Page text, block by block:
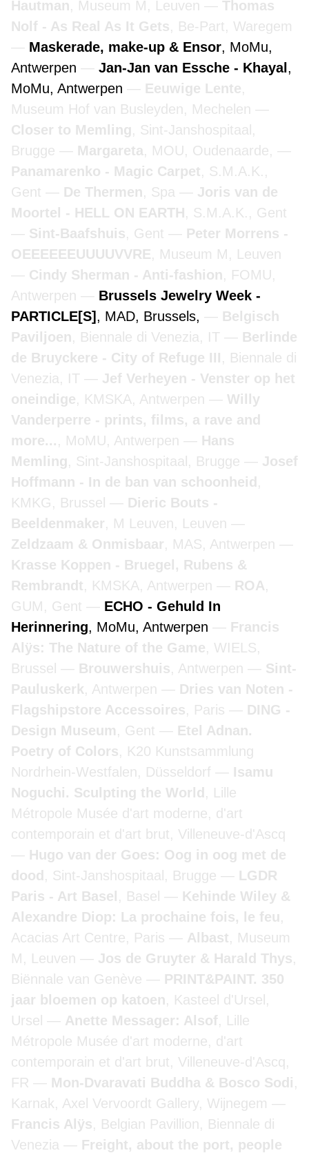
Hautman, Museum M, Leuven
Thomas
Nolf - As Real As It Gets, Be-Part, Waregem
Maskerade, make-up & Ensor, MoMu,
Antwerpen
Jan-Jan van Essche - Khayal ,
MoMu, Antwerpen
Eeuwige Lente,
Museum Hof van Busleyden, Mechelen
Closer to Memling, Sint-Janshospitaal,
Brugge
Margareta, MOU, Oudenaarde,
Panamarenko - Magic Carpet, S.M.A.K.,
Gent
De Thermen, Spa
Joris van de
Moortel - HELL ON EARTH, S.M.A.K., Gent
Sint-Baafshuis, Gent
Peter Morrens -
OEEEEEEUUUUVVRE, Museum M, Leuven
Cindy Sherman - Anti-fashion, FOMU,
Antwerpen
Brussels Jewelry Week -
PARTICLE[S] , MAD, Brussels,
Belgisch
Paviljoen, Biennale di Venezia, IT
Berlinde
de Bruyckere - City of Refuge III, Biennale di
Venezia, IT
Jef Verheyen - Venster op het
oneindige, KMSKA, Antwerpen
Willy
Vanderperre - prints, films, a rave and
more..., MoMU, Antwerpen
Hans
Memling, Sint-Janshospitaal, Brugge
Josef
Hoffmann - In de ban van schoonheid ,
KMKG, Brussel
Dieric Bouts -
Beeldenmaker, M Leuven, Leuven
Zeldzaam & Onmisbaar, MAS, Antwerpen
Krasse Koppen - Bruegel, Rubens &
Rembrandt, KMSKA, Antwerpen ROA,
GUM, Gent
ECHO - Gehuld In
Herinnering, MoMu, Antwerpen
Francis
Alÿs: The Nature of the Game, WIELS,
Brussel
Brouwershuis, Antwerpen
Sint-
Pauluskerk, Antwerpen
Dries van Noten -
Flagshipstore Accessoires, Paris
DING -
Design Museum, Gent
Etel Adnan.
Poetry of Colors, K20 Kunstsammlung
Nordrhein-Westfalen, Düsseldorf
Isamu
Noguchi. Sculpting the World , Lille
Métropole Musée d'art moderne, d'art
contemporain et d'art brut, Villeneuve-d'Ascq
Hugo van der Goes: Oog in oog met de
dood , Sint-Janshospitaal, Brugge
LGDR
Paris - Art Basel , Basel
Kehinde Wiley &
Alexandre Diop: La prochaine fois, le feu,
Acacias Art Centre, Paris
Albast, Museum
M, Leuven
Jos de Gruyter & Harald Thys,
Biënnale van Genève
PRINT&PAINT. 350
jaar bloemen op katoen, Kasteel d'Ursel,
Ursel
Anette Messager: Alsof, Lille
Métropole Musée d'art moderne, d'art
contemporain et d'art brut, Villeneuve-d'Ascq,
FR
Mon-Dvaravati Buddha & Bosco Sodi,
Karnak, Axel Vervoordt Gallery, Wijnegem
Francis Alÿs, Belgian Pavillion, Biennale di
Venezia
Freight, about the port, people